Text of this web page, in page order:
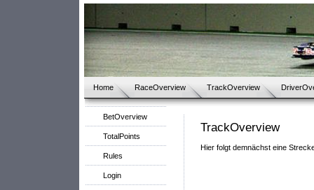
Home RaceOverview TrackOverview
BetOverview
TotalPoints
Rules
Login
TrackOverview
Hier folgt demnächst eine